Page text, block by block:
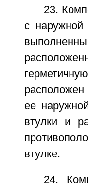
23.
с наружной
расположен
ее
втулки и
втулке.
24.